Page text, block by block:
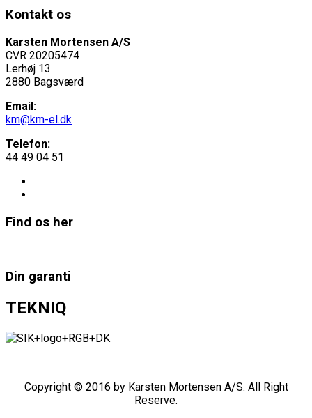
Kontakt os
Karsten Mortensen A/S
CVR 20205474
Lerhøj 13
2880 Bagsværd
Email:
km@km-el.dk
Telefon:
44 49 04 51
Find os her
Din garanti
TEKNIQ
Copyright © 2016 by Karsten Mortensen A/S. All Right
Reserve.